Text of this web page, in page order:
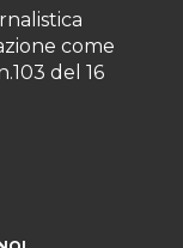
come
del 16